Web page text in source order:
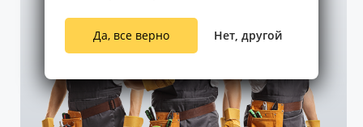
Да, все верно Нет, другой